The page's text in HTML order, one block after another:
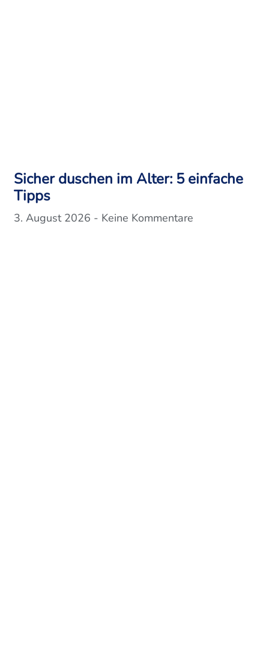
Sicher duschen im Alter: 5 einfache
Tipps
3. August 2026 Keine Kommentare